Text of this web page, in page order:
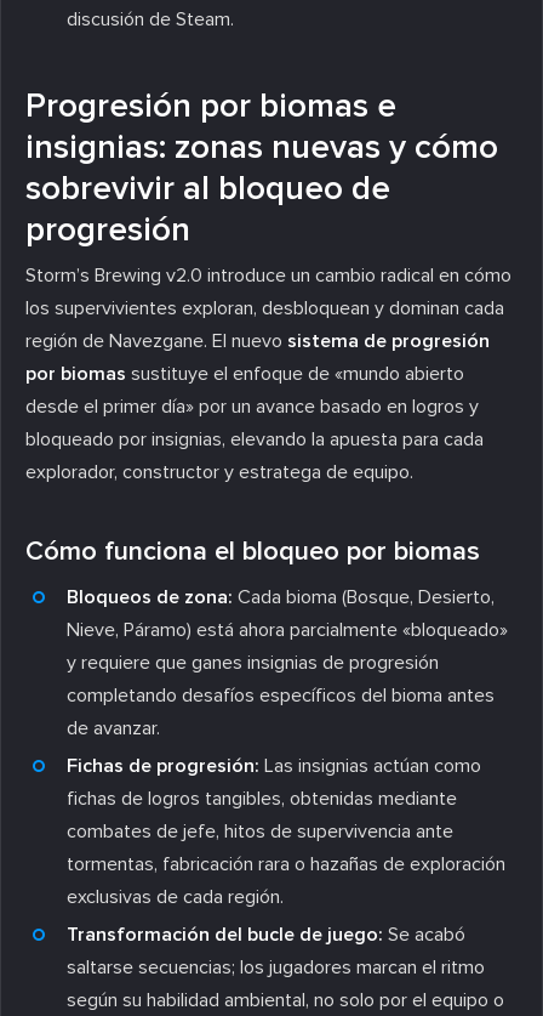
discusión de Steam.
Progresión por biomas e
insignias: zonas nuevas y cómo
sobrevivir al bloqueo de
progresión
Storm’s Brewing v2.0 introduce un cambio radical en cómo
los supervivientes exploran, desbloquean y dominan cada
región de Navezgane. El nuevo sistema de progresión
por biomas sustituye el enfoque de «mundo abierto
desde el primer día» por un avance basado en logros y
bloqueado por insignias, elevando la apuesta para cada
explorador, constructor y estratega de equipo.
Cómo funciona el bloqueo por biomas
Bloqueos de zona: Cada bioma (Bosque, Desierto,
Nieve, Páramo) está ahora parcialmente «bloqueado»
y requiere que ganes insignias de progresión
completando desafíos específicos del bioma antes
de avanzar.
Fichas de progresión: Las insignias actúan como
fichas de logros tangibles, obtenidas mediante
combates de jefe, hitos de supervivencia ante
tormentas, fabricación rara o hazañas de exploración
exclusivas de cada región.
Transformación del bucle de juego: Se acabó
saltarse secuencias; los jugadores marcan el ritmo
según su habilidad ambiental, no solo por el equipo o